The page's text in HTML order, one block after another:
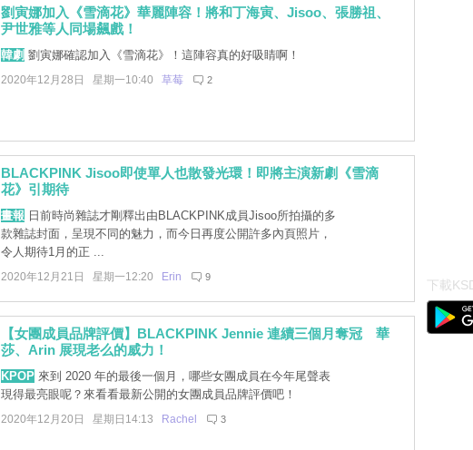
劉寅娜加入《雪滴花》華麗陣容！將和丁海寅、Jisoo、張勝祖、
尹世雅等人同場飆戲！
韓劇 劉寅娜確認加入《雪滴花》！這陣容真的好吸睛啊！
2020年12月28日 星期一10:40 草莓 2
BLACKPINK Jisoo即使單人也散發光環！即將主演新劇《雪滴
花》引期待
畫報 日前時尚雜誌才剛釋出由BLACKPINK成員Jisoo所拍攝的多
款雜誌封面，呈現不同的魅力，而今日再度公開許多內頁照片，
令人期待1月的正 ...
2020年12月21日 星期一12:20 Erin 9
【女團成員品牌評價】BLACKPINK Jennie 連續三個月奪冠 華
莎、Arin 展現老么的威力！
KPOP來到 2020 年的最後一個月，哪些女團成員在今年尾聲表
現得最亮眼呢？來看看最新公開的女團成員品牌評價吧！
2020年12月20日 星期日14:13 Rachel 3
下載